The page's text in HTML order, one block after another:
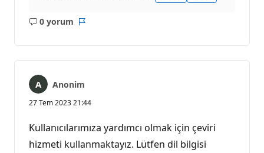
0 yorum
Açıklama
Anonim
27 Tem 2023 21:44
Kullanıcılarımıza yardımcı olmak için çeviri
hizmeti kullanmaktayız. Lütfen dil bilgisi